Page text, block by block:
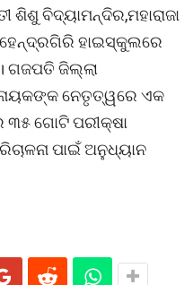
ଶିଶୁ ବିଦ୍ୟାମନ୍ଦିର,ମହାରାଜା
ହାଇସ୍କୁଲରେ
ଗଜପତି ଜିଲ୍ଲା
ନେତୃତ୍ୱରେ ଏକ
ଗୋଟି ପରୀକ୍ଷା
ପାଇଁ ଅନୁଧ୍ୟାନ